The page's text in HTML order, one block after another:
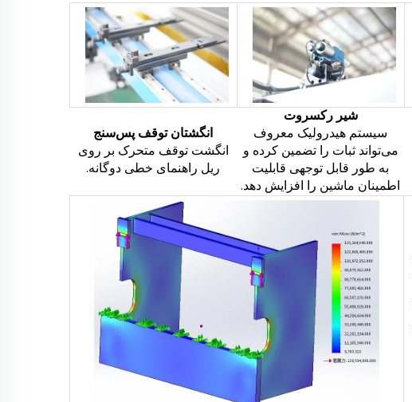
شیر رکسروت
سیستم هیدرولیک معروف
می‌تواند ثبات را تضمین کرده و
به طور قابل توجهی قابلیت
اطمینان ماشین را افزایش دهد.
انگشتان توقف پس‌سنج
انگشت توقف متحرک بر روی
ریل راهنمای خطی دوگانه.